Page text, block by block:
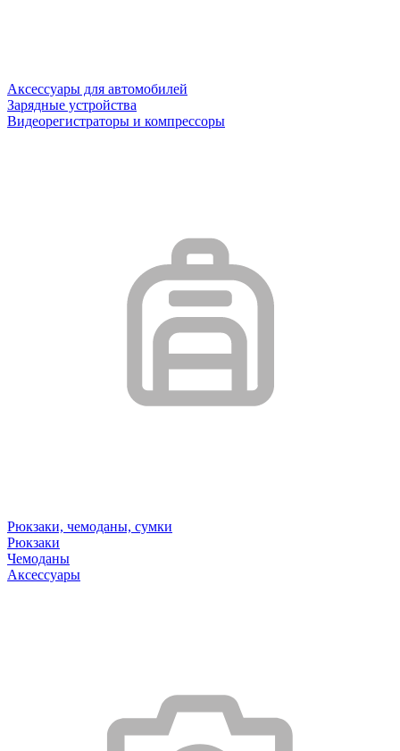
Аксессуары для автомобилей
Зарядные устройства
Видеорегистраторы и компрессоры
Рюкзаки, чемоданы, сумки
Рюкзаки
Чемоданы
Аксессуары